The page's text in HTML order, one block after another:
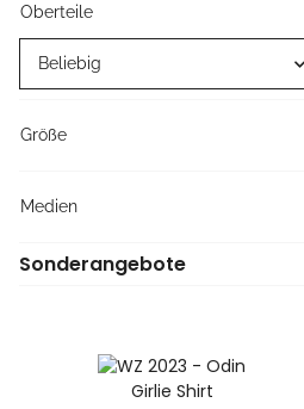
Oberteile
Beliebig
Größe
Medien
Sonderangebote